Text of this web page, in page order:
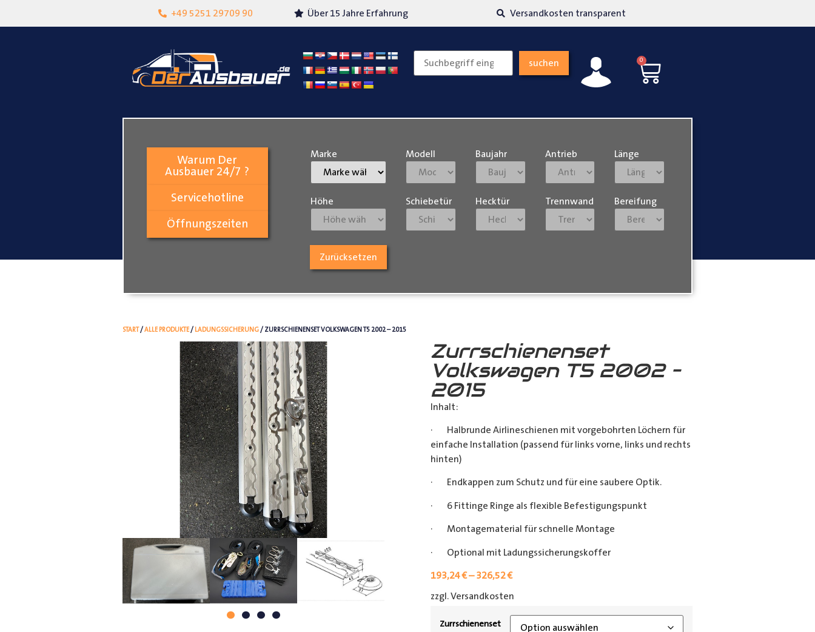
+49 5251 29709 90
Lokalgeschäft in Paderborn Über 15 Jahre Erfahrung Versandkosten transparent
suchen 0
Warum Der
Ausbauer 24/7 ?
Servicehotline
Öffnungszeiten
Marke Modell Baujahr Antrieb Länge
Höhe Schiebetür Hecktür Trennwand Bereifung
Zurücksetzen
START/ALLE PRODUKTE/ LADUNGSSICHERUNG/ ZURRSCHIENENSET VOLKSWAGEN T5 2002 – 2015
Zurrschienenset
Volkswagen T5 2002 –
2015
Inhalt:
· Halbrunde Airlineschienen mit vorgebohrten Löchern für
einfache Installation (passend für links vorne, links und rechts
hinten)
· Endkappen zum Schutz und für eine saubere Optik.
· 6 Fittinge Ringe als flexible Befestigungspunkt
· Montagematerial für schnelle Montage
· Optional mit Ladungssicherungskoffer
193,24€–326,52€
zzgl. Versandkosten
Zurrschienenset